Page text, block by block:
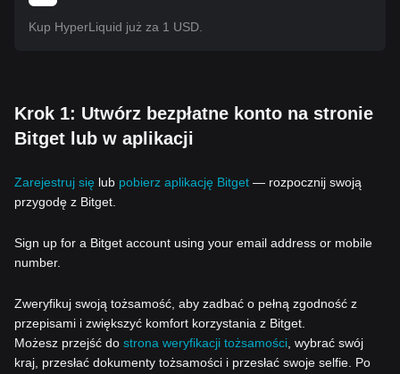
Kup HyperLiquid już za 1 USD.
Krok 1: Utwórz bezpłatne konto na stronie
Bitget lub w aplikacji
Zarejestruj się lub pobierz aplikację Bitget — rozpocznij swoją
przygodę z Bitget.
Sign up for a Bitget account using your email address or mobile
number.
Zweryfikuj swoją tożsamość, aby zadbać o pełną zgodność z
przepisami i zwiększyć komfort korzystania z Bitget.
Możesz przejść do strona weryfikacji tożsamości , wybrać swój
kraj, przesłać dokumenty tożsamości i przesłać swoje selfie. Po